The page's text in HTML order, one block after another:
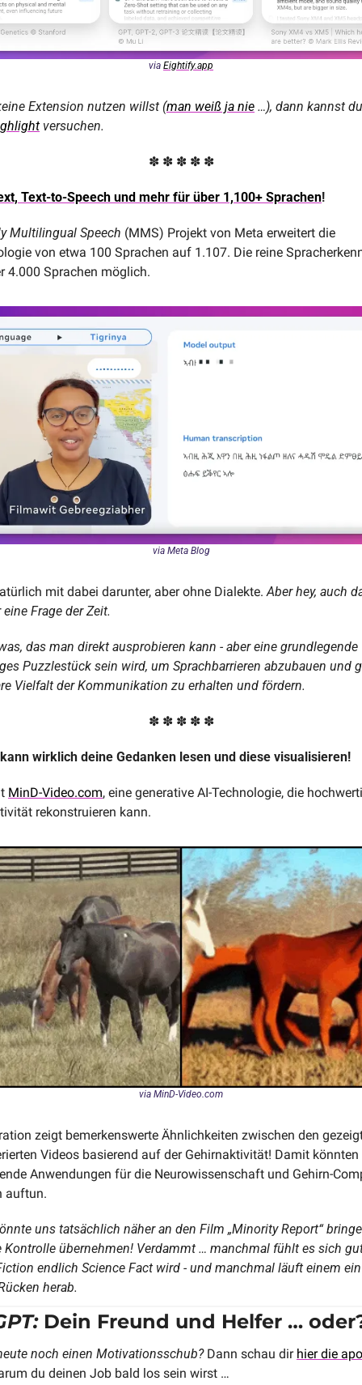
via Eightify.app
Extension nutzen willst (man weiß ja nie …), dann kannst
versuchen.
✽ ✽ ✽ ✽ ✽
Text-to-Speech und mehr für über 1,100+ Sprachen!
Multilingual Speech (MMS) Projekt von Meta erweitert die
von etwa 100 Sprachen auf 1.107. Die reine
4.000 Sprachen möglich.
via Meta Blog
mit dabei darunter, aber ohne Dialekte. Aber hey, auch
Frage der Zeit.
das man direkt ausprobieren kann - aber eine grundlegende
Puzzlestück sein wird, um Sprachbarrieren abzubauen und
Vielfalt der Kommunikation zu erhalten und fördern.
✽ ✽ ✽ ✽ ✽
wirklich deine Gedanken lesen und diese visualisieren!
MinD-Video.com, eine generative AI-Technologie, die
rekonstruieren kann.
via MinD-Video.com
zeigt bemerkenswerte Ähnlichkeiten zwischen den
Videos basierend auf der Gehirnaktivität! Damit
Anwendungen für die Neurowissenschaft und Gehirn-
auftun.
uns tatsächlich näher an den Film „Minority Report“
Kontrolle übernehmen! Verdammt … manchmal fühlt es sich
endlich Science Fact wird - und manchmal läuft einem
herab.
Dein Freund und Helfer …
noch einen Motivationsschub? Dann schau dir hier die
du deinen Job bald los sein wirst …